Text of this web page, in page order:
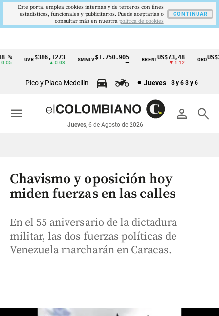
Cintillo
económicos
Colombia
UVR$386,1273
▲ 0.03
SMMLV$1.750.905 BRENTUS$73,48
▼ 1.12
ORO
Pico y Placa Medellín Jueves 3 y 6 3 y 6
person search
Jueves, 6 de Agosto de 2026
menu
Chavismo y oposición hoy
miden fuerzas en las calles
En el 55 aniversario de la dictadura
militar, las dos fuerzas políticas de
Venezuela marcharán en Caracas.
Este portal emplea cookies internas y de terceros con fines
estadísticos, funcionales y publicitarios. Puede aceptarlas o
consultar más en nuestra politica de cookies
CONTINUAR